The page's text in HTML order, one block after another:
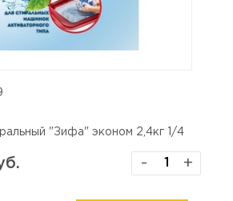
"Зифа" эконом 2,4кг 1/4
- +